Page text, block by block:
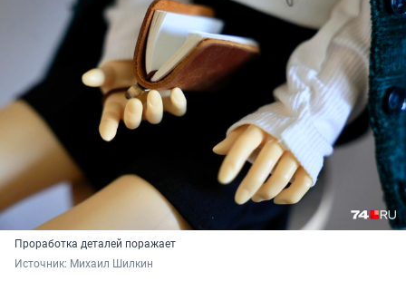
Проработка деталей поражает
Источник: Михаил Шилкин